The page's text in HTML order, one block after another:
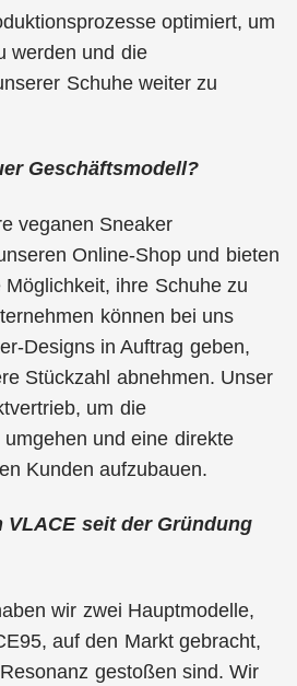
optimiert, um
werden und die
Schuhe weiter zu
Geschäftsmodell?
veganen Sneaker
Online-Shop und bieten
ihre Schuhe zu
können bei uns
Designs in Auftrag geben,
Stückzahl abnehmen. Unser
um die
und eine direkte
Kunden aufzubauen.
VLACE seit der Gründung
wir zwei Hauptmodelle,
auf den Markt gebracht,
gestoßen sind. Wir